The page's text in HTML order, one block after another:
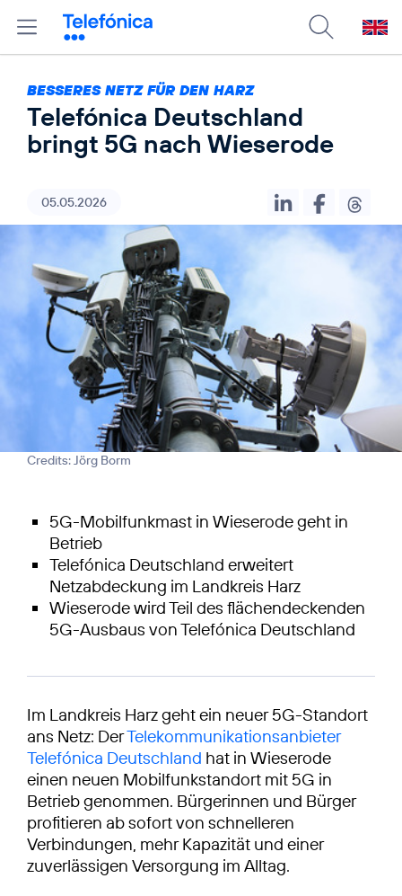
BESSERES NETZ FÜR DEN HARZ
Telefónica Deutschland
bringt 5G nach Wieserode
05.05.2026
Credits: Jörg Borm
5G-Mobilfunkmast in Wieserode geht in
Betrieb
Telefónica Deutschland erweitert
Netzabdeckung im Landkreis Harz
Wieserode wird Teil des flächendeckenden
5G-Ausbaus von Telefónica Deutschland
Im Landkreis Harz geht ein neuer 5G-Standort
ans Netz: DerTelekommunikationsanbieter
Telefónica Deutschland hat in Wieserode
einen neuen Mobilfunkstandort mit 5G in
Betrieb genommen. Bürgerinnen und Bürger
profitieren ab sofort von schnelleren
Verbindungen, mehr Kapazität und einer
zuverlässigen Versorgung im Alltag.